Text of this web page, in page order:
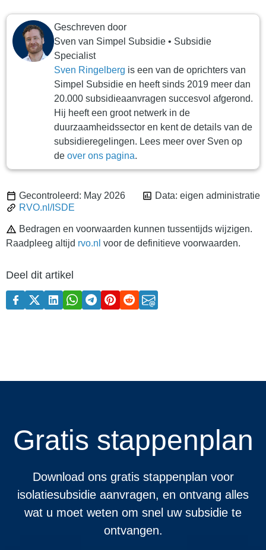
Geschreven door
Sven van Simpel Subsidie • Subsidie
Specialist
Sven Ringelberg is een van de oprichters van
Simpel Subsidie en heeft sinds 2019 meer dan
20.000 subsidieaanvragen succesvol afgerond.
Hij heeft een groot netwerk in de
duurzaamheidssector en kent de details van de
subsidieregelingen. Lees meer over Sven op
de over ons pagina.
Gecontroleerd: May 2026
Data: eigen administratie
RVO.nl/ISDE
Bedragen en voorwaarden kunnen tussentijds wijzigen.
Raadpleeg altijd rvo.nl voor de definitieve voorwaarden.
Deel dit artikel
Gratis stappenplan
Download ons gratis stappenplan voor
isolatiesubsidie aanvragen, en ontvang alles
wat u moet weten om snel uw subsidie te
ontvangen.